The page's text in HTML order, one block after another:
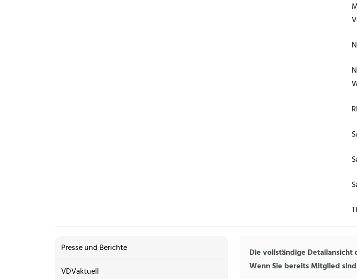
Presse und Berichte
VDVaktuell
Die vollständige
Wenn Sie bereits Mitglied